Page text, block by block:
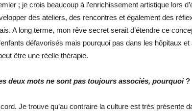
; je crois beaucoup à l’enrichissement artistique lors
des ateliers, des rencontres et également des
A long terme, mon rêve secret serait d’étendre ce
défavorisés mais pourquoi pas dans les hôpitaux et
être une réelle thérapie.
deux mots ne sont pas toujours associés, pourquoi?
Je trouve qu’au contraire la culture est très présente